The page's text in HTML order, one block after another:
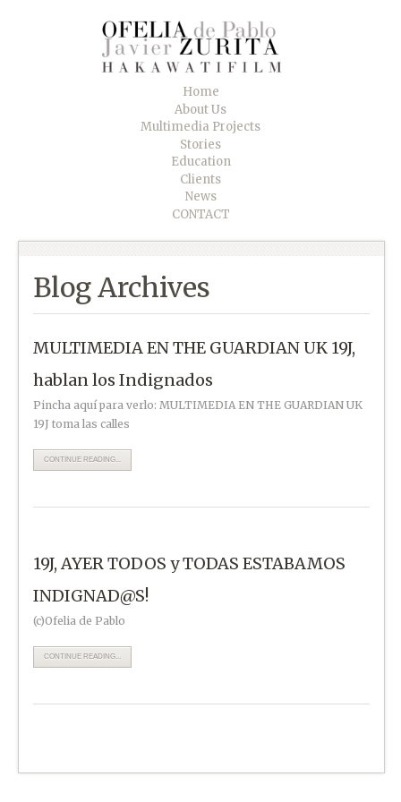
Home
About Us
Multimedia Projects
Stories
Education
Clients
News
CONTACT
Blog Archives
MULTIMEDIA EN THE GUARDIAN UK 19J,
hablan los Indignados
Pincha aquí para verlo: MULTIMEDIA EN THE GUARDIAN UK
19J toma las calles
CONTINUE READING...
19J, AYER TODOS y TODAS ESTABAMOS
INDIGNAD@S!
(c)Ofelia de Pablo
CONTINUE READING...